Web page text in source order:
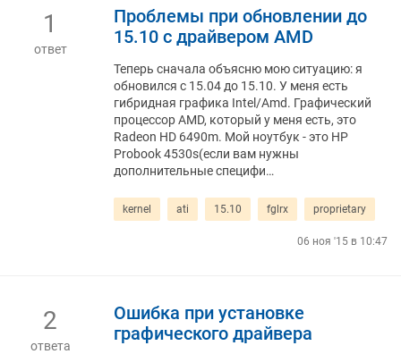
1
ответ
Проблемы при обновлении до
15.10 с драйвером AMD
Теперь сначала объясню мою ситуацию: я
обновился с 15.04 до 15.10. У меня есть
гибридная графика Intel/Amd. Графический
процессор AMD, который у меня есть, это
Radeon HD 6490m. Мой ноутбук - это HP
Probook 4530s(если вам нужны
дополнительные специфи…
kernel ati 15.10 fglrx proprietary
06 ноя '15 в 10:47
2
ответа
Ошибка при установке
графического драйвера